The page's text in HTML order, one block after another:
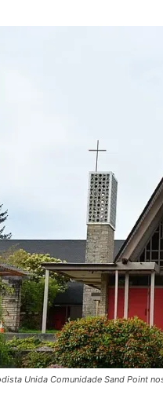
Unida Comunidade Sand Point